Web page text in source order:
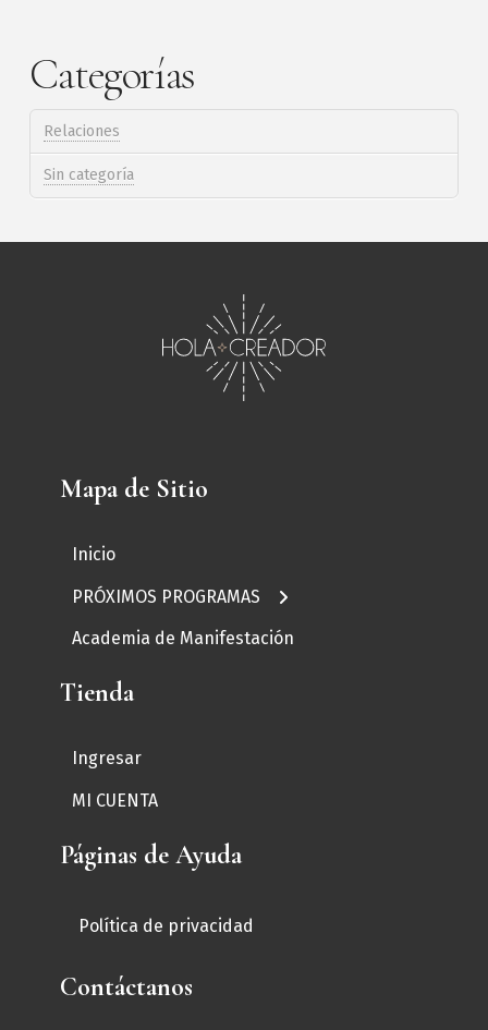
Categorías
Relaciones
Sin categoría
Mapa de Sitio
Inicio
PRÓXIMOS PROGRAMAS
← Volver
Escritura Mágica
Sana las Heridas que
Academia de Manifestación
Tienda
Ingresar
MI CUENTA
Páginas de Ayuda
Política de privacidad
Contáctanos